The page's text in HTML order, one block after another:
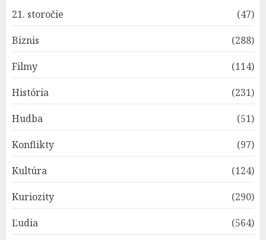
21. storočie
(47)
Biznis
(288)
Filmy
(114)
História
(231)
Hudba
(51)
Konflikty
(97)
Kultúra
(124)
Kuriozity
(290)
Ľudia
(564)